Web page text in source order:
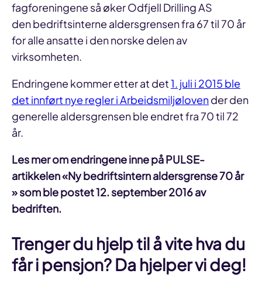
fagforeningene så øker Odfjell Drilling AS
den bedriftsinterne aldersgrensen fra 67 til 70 år
for alle ansatte i den norske delen av
virksomheten.
Endringene kommer etter at det1. juli i 2015 ble
det innført nye regler i Arbeidsmiljølovender den
generelle aldersgrensen ble endret fra 70 til 72
år.
Les mer om endringene inne på PULSE-
artikkelen «Ny bedriftsintern aldersgrense 70 år
» som ble postet 12. september 2016 av
bedriften.
Trenger du hjelp til å vite hva du
får i pensjon? Da hjelper vi deg!